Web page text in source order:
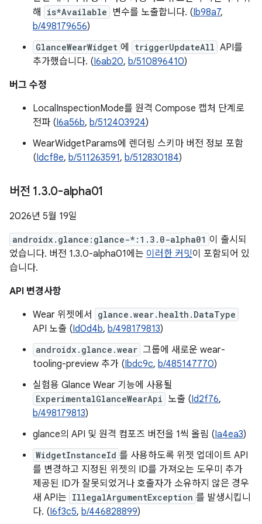
해
is*Available 변수를 노출합니다. (Ib98a7,
b/498179656)
GlanceWearWidget 에 triggerUpdateAll API를
추가했습니다. (I6ab20, b/510896410)
버그 수정
LocalInspectionMode를 원격 Compose 캡처 단계로
전파 (I6a56b, b/512403924)
WearWidgetParams에 렌더링 스키마 버전 정보 포함
(Idcf8e, b/511263591, b/512830184)
버전 1.3.0-alpha01
2026년 5월 19일
androidx.glance:glance-*:1.3.0-alpha01 이 출시되
었습니다. 버전 1.3.0-alpha01에는 이러한 커밋이 포함되어 있
습니다.
API 변경사항
Wear 위젯에서
glance.wear.health.DataType
API 노출 (Id0d4b, b/498179813)
androidx.glance.wear 그룹에 새로운 wear-
tooling-preview 추가 (Ibdc9c, b/485147770)
실험용 Glance Wear 기능에 사용될
ExperimentalGlanceWearApi 노출 (Id2f76,
b/498179813)
glance의 API 및 원격 컴포즈 버전을 1씩 올림 (Ia4ea3)
WidgetInstanceId 를 사용하도록 위젯 업데이트 API
를 변경하고 지정된 위젯의 ID를 가져오는 도우미 추가
제공된 ID가 잘못되었거나 호출자가 소유하지 않은 경우
새 API는 IllegalArgumentException 를 발생시킵니
다. (I6f3c5, b/446828899)